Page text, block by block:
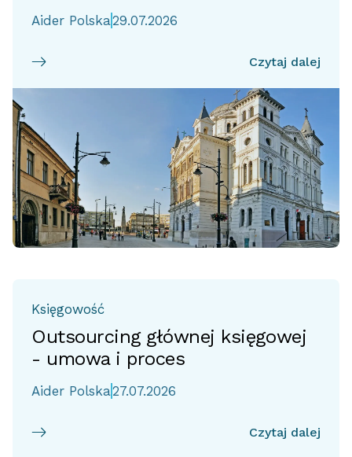
Aider Polska29.07.2026
Czytaj dalej
Księgowość
Outsourcing głównej księgowej
- umowa i proces
Aider Polska27.07.2026
Czytaj dalej